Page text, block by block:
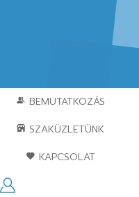
BEMUTATKOZÁS
SZAKÜZLETÜNK
KAPCSOLAT